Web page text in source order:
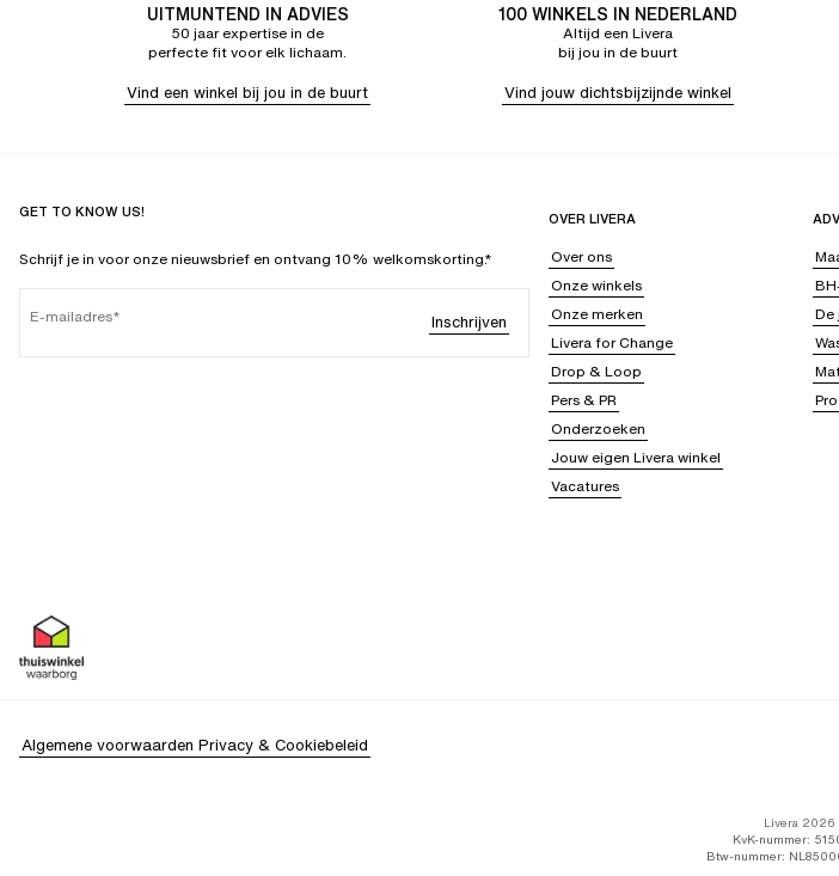
UITMUNTEND IN ADVIES
50 jaar expertise in de
perfecte fit voor elk lichaam.
Vind een winkel bij jou in de buurt
100 WINKELS IN NEDERLAND
Altijd een Livera
bij jou in de buurt
Vind jouw dichtsbijzijnde winkel
GET TO KNOW US!
Schrijf je in voor onze nieuwsbrief en ontvang 10% welkomskorting.*
E-mailadres Inschrijven
OVER LIVERA
Over ons
Onze winkels
Onze merken
Livera for Change
Drop & Loop
Pers & PR
Onderzoeken
Jouw eigen Livera winkel
Vacatures
De
Algemene voorwaarden Privacy & Cookiebeleid
Livera 2026
KvK-nummer:
Btw-nummer: